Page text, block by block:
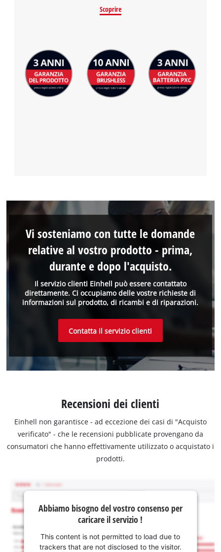
Scoprire
Il servizio clienti Einhell può essere contattato
direttamente. Ci occupiamo delle vostre richieste di
informazioni sul prodotto, di ricambi e di riparazioni.
Vi sosteniamo con tutte le domande
relative al vostro prodotto - prima,
durante e dopo l'acquisto.
Contatta il servizio clienti
Recensioni dei clienti
Einhell non garantisce - ad eccezione dei casi di "Acquisto
verificato" - che le recensioni pubblicate provengano da
consumatori che hanno effettivamente utilizzato o acquistato i
prodotti.
Abbiamo bisogno del vostro consenso per
caricare il servizio !
This content is not permitted to load due to
trackers that are not disclosed to the visitor.